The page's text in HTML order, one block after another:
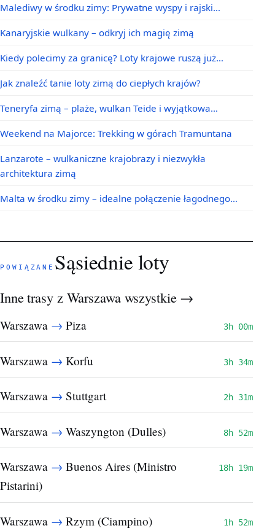
Malediwy w środku zimy: Prywatne wyspy i rajski…
Kanaryjskie wulkany – odkryj ich magię zimą
Kiedy polecimy za granicę? Loty krajowe ruszą już…
Jak znaleźć tanie loty zimą do ciepłych krajów?
Teneryfa zimą – plaże, wulkan Teide i wyjątkowa…
Weekend na Majorce: Trekking w górach Tramuntana
Lanzarote – wulkaniczne krajobrazy i niezwykła
architektura zimą
Malta w środku zimy – idealne połączenie łagodnego…
POWIĄZANE Sąsiednie loty
Inne trasy z Warszawa wszystkie →
Warszawa → Piza 3h 00m
Warszawa → Korfu 3h 34m
Warszawa → Stuttgart 2h 31m
Warszawa → Waszyngton (Dulles) 8h 52m
Warszawa → Buenos Aires (Ministro
Pistarini)
18h 19m
Warszawa → Rzym (Ciampino) 1h 52m